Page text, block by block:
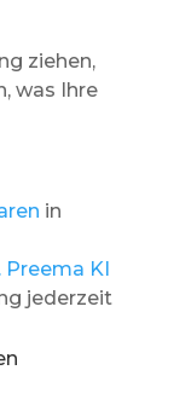
ziehen,
was Ihre
in
Preema KI
jederzeit